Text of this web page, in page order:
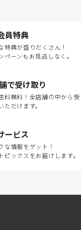
員特典
特典が盛りだくさん！
ーンもお見逃しなく。
で受け取り
料無料！全店舗の中から受
だけます。
ービス
な情報をゲット！
ックスをお届けします。